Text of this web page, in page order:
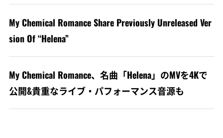
My Chemical Romance Share Previously Unreleased Ver
sion Of “Helena”
My Chemical Romance、名曲「Helena」のMVを4Kで
公開&貴重なライブ・パフォーマンス音源も